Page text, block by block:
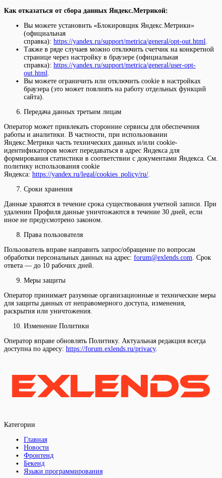
Как отказаться от сбора данных Яндекс.Метрикой:
Вы можете установить «Блокировщик Яндекс.Метрики»
(официальная
справка): https://yandex.ru/support/metrica/general/opt-out.html
Также в ряде случаев можно отключить счетчик на конкретной
странице через настройку в браузере (официальная
справка): https://yandex.ru/support/metrica/general/user-opt-
out.html
Вы можете ограничить или отключить cookie в настройках
браузера (это может повлиять на работу отдельных функций
сайта).
Передача данных третьим лицам
Оператор может привлекать сторонние сервисы для обеспечения
работы и аналитики. В частности, при использовании
Яндекс.Метрики часть технических данных и/или cookie-
идентификаторов может передаваться в адрес Яндекса для
формирования статистики в соответствии с документами Яндекса. См.
политику использования cookie
Яндекса: https://yandex.ru/legal/cookies_policy/ru/
Сроки хранения
Данные хранятся в течение срока существования учетной записи. При
удалении Профиля данные уничтожаются в течение 30 дней, если
иное не предусмотрено законом.
Права пользователя
Пользователь вправе направить запрос/обращение по вопросам
обработки персональных данных на адрес: forum@exlends.com . Срок
ответа — до 10 рабочих дней.
Меры защиты
Оператор принимает разумные организационные и технические меры
для защиты данных от неправомерного доступа, изменения,
раскрытия или уничтожения.
Изменение Политики
Оператор вправе обновлять Политику. Актуальная редакция всегда
доступна по адресу: https://forum.exlends.ru/privacy.
Категории
Главная
Новости
Фронтенд
Бекенд
Языки программирования